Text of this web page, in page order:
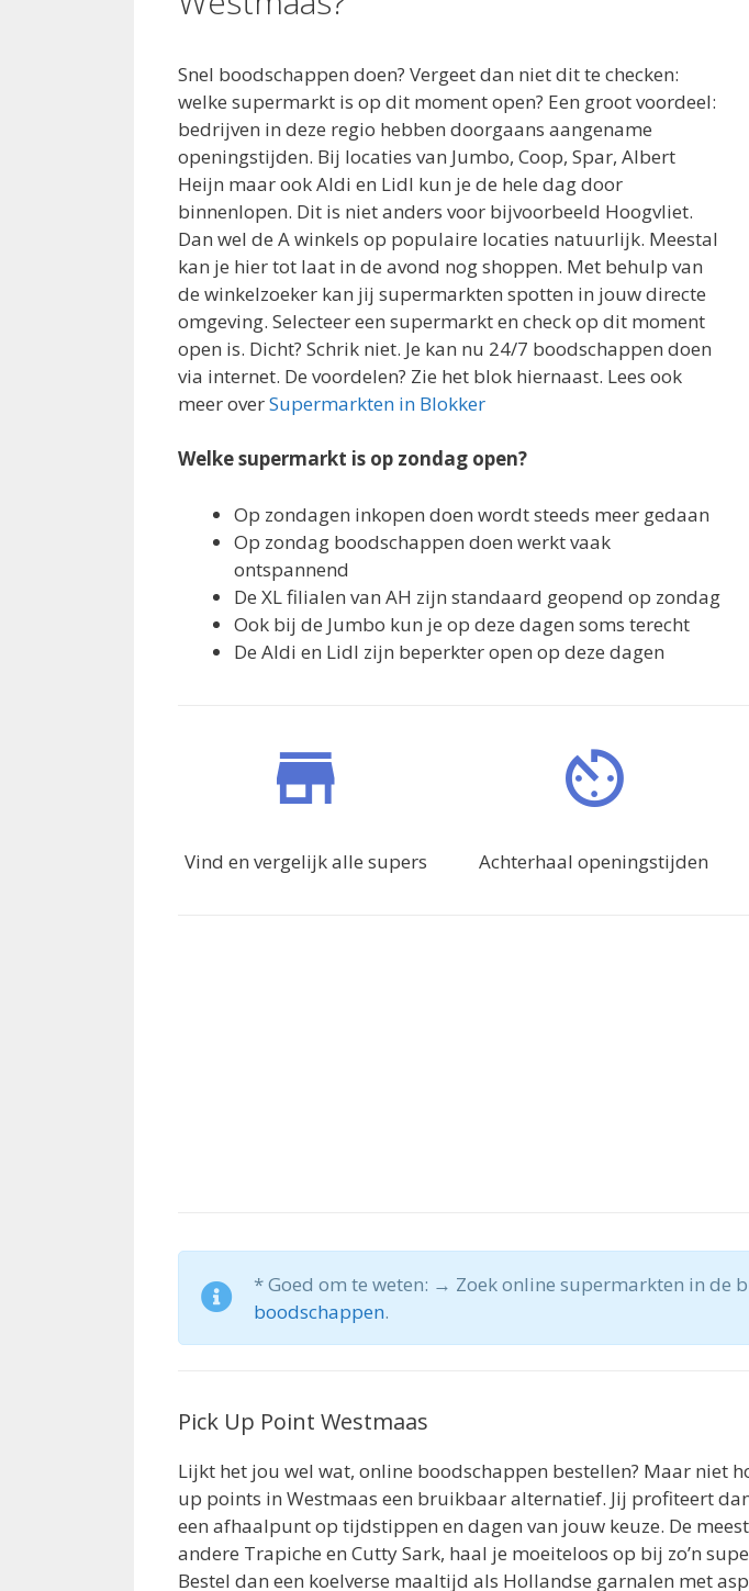
Snel boodschappen doen? Vergeet dan niet dit te checken:
welke supermarkt is op dit moment open? Een groot voordeel:
bedrijven in deze regio hebben doorgaans aangename
openingstijden. Bij locaties van Jumbo, Coop, Spar, Albert
Heijn maar ook Aldi en Lidl kun je de hele dag door
binnenlopen. Dit is niet anders voor bijvoorbeeld Hoogvliet.
Dan wel de A winkels op populaire locaties natuurlijk. Meestal
kan je hier tot laat in de avond nog shoppen. Met behulp van
de winkelzoeker kan jij supermarkten spotten in jouw directe
omgeving. Selecteer een supermarkt en check op dit moment
open is. Dicht? Schrik niet. Je kan nu 24/7 boodschappen doen
via internet. De voordelen? Zie het blok hiernaast. Lees ook
meer overSupermarkten in Blokker
Welke supermarkt is op zondag open?
Op zondagen inkopen doen wordt steeds meer gedaan
Op zondag boodschappen doen werkt vaak
ontspannend
De XL filialen van AH zijn standaard geopend op zondag
Ook bij de Jumbo kun je op deze dagen soms terecht
De Aldi en Lidl zijn beperkter open op deze dagen
Vind en vergelijk alle supers Achterhaal openingstijden
* Goed om te weten: → Zoek online supermarkten in
boodschappen.
Pick Up Point Westmaas
Lijkt het jou wel wat, online boodschappen bestellen? Maar niet
up points in Westmaas een bruikbaar alternatief. Jij profiteert
een afhaalpunt op tijdstippen en dagen van jouw keuze. De
andere Trapiche en Cutty Sark, haal je moeiteloos op bij zo’n
Bestel dan een koelverse maaltijd als Hollandse garnalen met